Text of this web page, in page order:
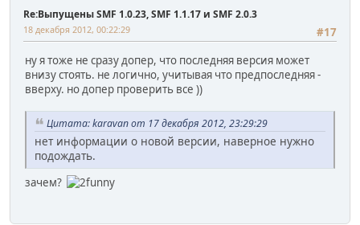
Re:Выпущены SMF 1.0.23, SMF 1.1.17 и SMF 2.0.3
#17
18 декабря 2012, 00:22:29
ну я тоже не сразу допер, что последняя версия может
внизу стоять. не логично, учитывая что предпоследняя -
вверху. но допер проверить все ))
Цитата: karavan от 17 декабря 2012, 23:29:29
нет информации о новой версии, наверное нужно
подождать.
зачем?